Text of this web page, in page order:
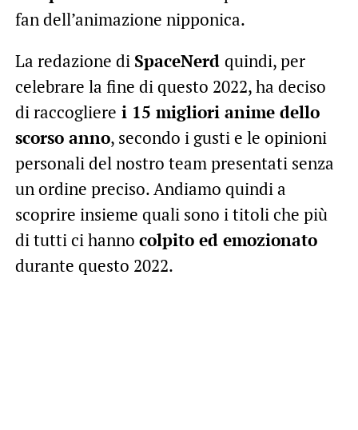
fan dell’animazione nipponica.
La redazione di SpaceNerd quindi, per
celebrare la fine di questo 2022, ha deciso
di raccogliere i 15 migliori anime dello
scorso anno, secondo i gusti e le opinioni
personali del nostro team presentati senza
un ordine preciso. Andiamo quindi a
scoprire insieme quali sono i titoli che più
di tutti ci hanno colpito ed emozionato
durante questo 2022.